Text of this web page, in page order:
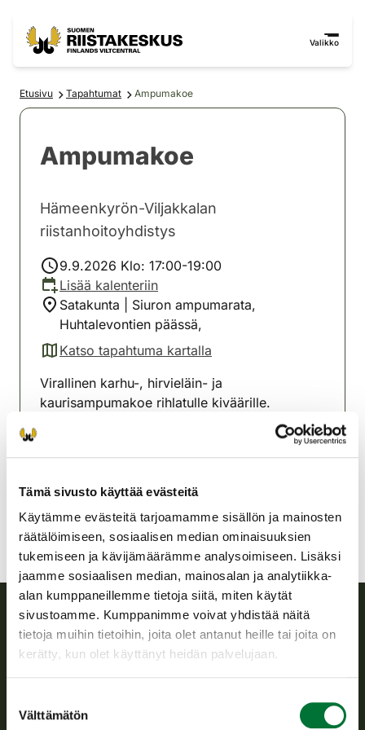
Tämä sivusto käyttää evästeitä
Käytämme evästeitä tarjoamamme sisällön ja mainosten
räätälöimiseen, sosiaalisen median ominaisuuksien
tukemiseen ja kävijämäärämme analysoimiseen. Lisäksi
jaamme sosiaalisen median, mainosalan ja analytiikka-
alan kumppaneillemme tietoja siitä, miten käytät
sivustoamme. Kumppanimme voivat yhdistää näitä
tietoja muihin tietoihin, joita olet antanut heille tai joita on
kerätty, kun olet käyttänyt heidän palvelujaan.
valinta
Välttämätön
Valikko
Etusivu Tapahtumat Ampumakoe
Ampumakoe
Hämeenkyrön-Viljakkalan
riistanhoitoyhdistys
9.9.2026 Klo: 17:00-19:00
Lisää kalenteriin
Satakunta | Siuron ampumarata,
Huhtalevontien päässä,
Katso tapahtuma kartalla
(avautuu uuteen välilehteen)
Virallinen karhu-, hirvieläin- ja
kaurisampumakoe rihlatulle kiväärille.
riistanhoitoyhdistys
Suomen riistakeskus
toimeenpanosta sekä vastaa sille säädetyistä julkisista